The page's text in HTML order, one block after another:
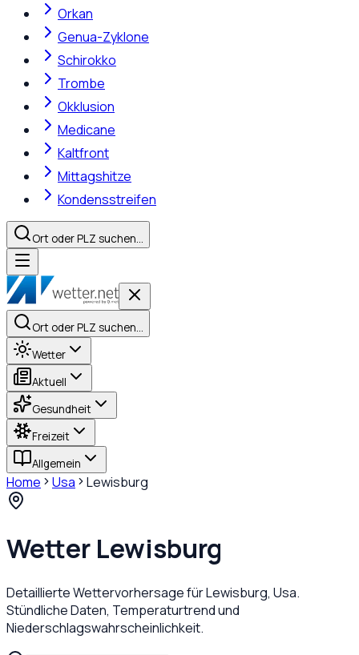
Orkan
Genua-Zyklone
Schirokko
Trombe
Okklusion
Medicane
Kaltfront
Mittagshitze
Kondensstreifen
Ort oder PLZ suchen…
Ort oder PLZ suchen…
Wetter
Aktuell
Gesundheit
Freizeit
Allgemein
Home Usa Lewisburg
Wetter Lewisburg
Detaillierte Wettervorhersage fürLewisburg, Usa.
Stündliche Daten, Temperaturtrend und
Niederschlagswahrscheinlichkeit.